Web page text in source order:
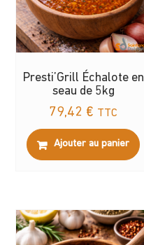
Presti’Grill Échalote en
seau de 5kg
79,42 € TTC
Ajouter au panier